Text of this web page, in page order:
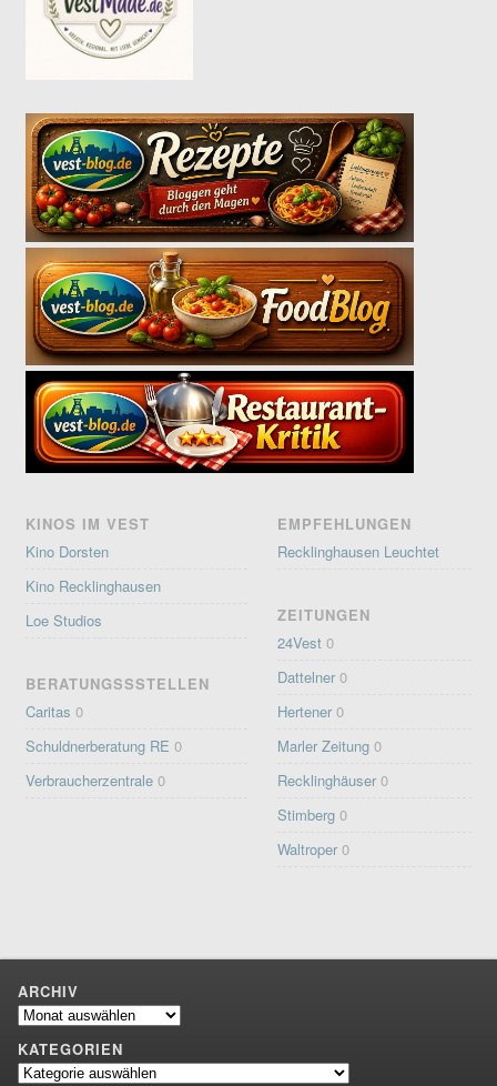
KINOS IM VEST
Kino Dorsten
Kino Recklinghausen
Loe Studios
BERATUNGSSSTELLEN
Caritas 0
Schuldnerberatung RE 0
Verbraucherzentrale 0
EMPFEHLUNGEN
Recklinghausen Leuchtet
ZEITUNGEN
24Vest 0
Dattelner 0
Hertener 0
Marler Zeitung 0
Recklinghäuser 0
Stimberg 0
Waltroper 0
ARCHIV
Archiv
KATEGORIEN
Kategorien